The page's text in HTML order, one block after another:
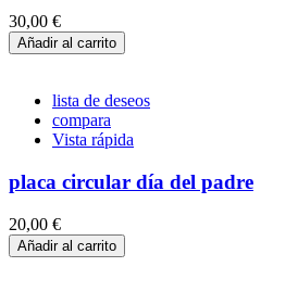
30,00 €
Añadir al carrito
lista de deseos
compara
Vista rápida
placa circular día del padre
20,00 €
Añadir al carrito